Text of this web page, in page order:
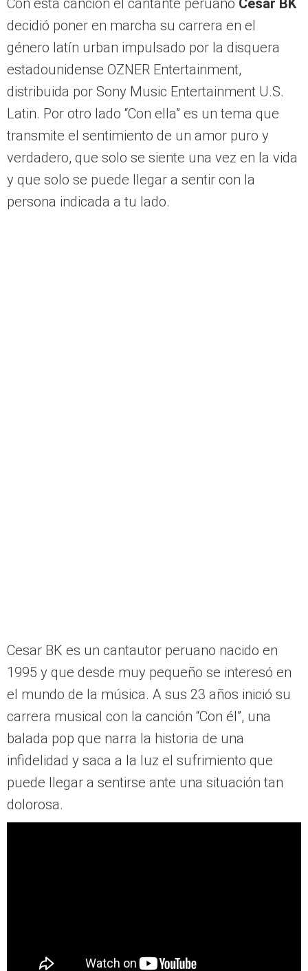
género latín urban impulsado por la disquera
estadounidense OZNER Entertainment,
distribuida por Sony Music Entertainment U.S.
Latin. Por otro lado “Con ella” es un tema que
transmite el sentimiento de un amor puro y
verdadero, que solo se siente una vez en la vida
y que solo se puede llegar a sentir con la
persona indicada a tu lado.
el mundo de la música. A sus 23 años inició su
carrera musical con la canción “Con él”, una
infidelidad y saca a la luz el sufrimiento que
puede llegar a sentirse ante una situación tan
Actualmente se encuentra preparando varias